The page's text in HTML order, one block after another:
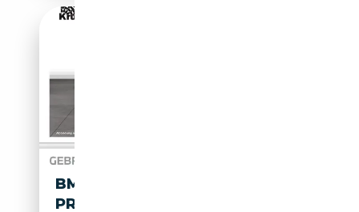
BMW X3 M 40I M SPORT+LC
PROF+ACC+KAMERA+20"+HIFI